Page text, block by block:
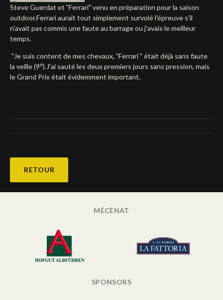
Deutsch
Steve Guerdat et "Ferrari" venu en préparation pour la saison
outdoor.Ferrari aurait tout simplement survolé l'épreuve s'il
n'avait pas commis une faute au barrage ou j'avais le meilleur
temps.
"Je suis content de mes chevaux, "Ferrari " était déjà sans faute
la veille (9e).J'ai sauté les deux premiers jours sans pression, mais
le Grand Prix était évidemment important.
RETOUR
MÉCÉNAT
SPONSORS